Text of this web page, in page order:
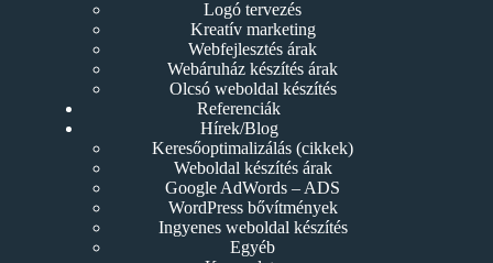
Logó tervezés
Kreatív marketing
Webfejlesztés árak
Webáruház készítés árak
Olcsó weboldal készítés
Referenciák
Hírek/Blog
Keresőoptimalizálás (cikkek)
Weboldal készítés árak
Google AdWords – ADS
WordPress bővítmények
Ingyenes weboldal készítés
Egyéb